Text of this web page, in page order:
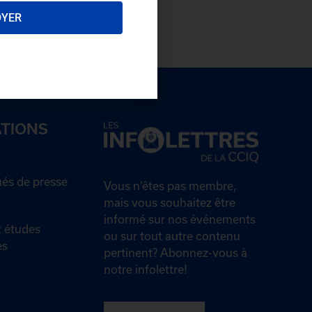
de presse
études
Vous n’êtes pas membre,
mais vous souhaitez être
informé sur nos événements
ou sur tout autre contenu
pertinent? Abonnez-vous à
notre infolettre!